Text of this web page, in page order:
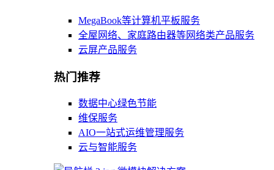
MegaBook等计算机平板服务
全屋网络、家庭路由器等网络类产品服务
云屏产品服务
热门推荐
数据中心绿色节能
维保服务
AIO一站式运维管理服务
云与智能服务